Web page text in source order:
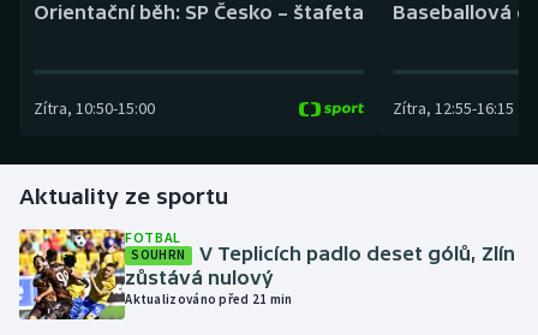
Futsal
Golf
Gymnastika
Orientační běh: SP Česko – štafeta
Zítra, 10:50-15:00
Baseballová
Zítra, 12:55-16:15
Aktuality ze sportu
FOTBAL
SOUHRN
V Teplicích padlo deset gólů, Zlín
zůstává nulový
Aktualizováno před 21 min